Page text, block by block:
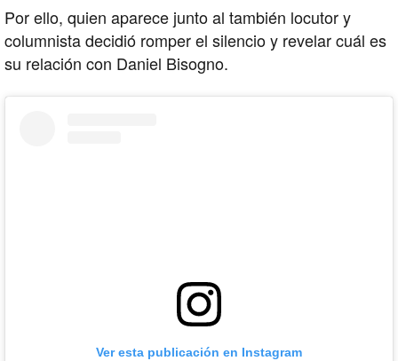
Por ello, quien aparece junto al también locutor y
columnista decidió romper el silencio y revelar cuál es
su relación con Daniel Bisogno.
Ver esta publicación en Instagram